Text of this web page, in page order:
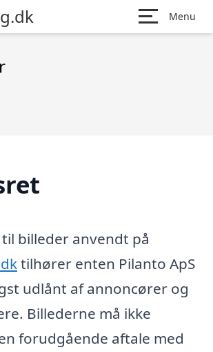
Menu
billeder anvendt på
tilhører enten Pilanto ApS
udlånt af annoncører og
Billederne må ikke
forudgående aftale med